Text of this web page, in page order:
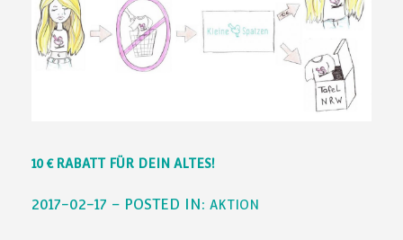
10 € RABATT FÜR DEIN ALTES!
2017-02-17 – POSTED IN: AKTION